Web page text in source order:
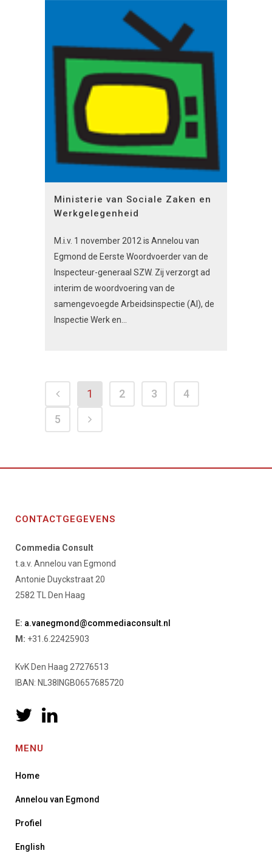
Ministerie van Sociale Zaken en
Werkgelegenheid
M.i.v. 1 november 2012 is Annelou van
Egmond de Eerste Woordvoerder van de
Inspecteur-generaal SZW. Zij verzorgt ad
interim de woordvoering van de
samengevoegde Arbeidsinspectie (AI), de
Inspectie Werk en...
1 2 3
4
5
CONTACTGEGEVENS
Commedia Consult
t.a.v. Annelou van Egmond
Antonie Duyckstraat 20
2582 TL Den Haag
E: a.vanegmond@commediaconsult.nl
M: +31.6.22425903
KvK Den Haag 27276513
IBAN: NL38INGB0657685720
MENU
Home
Annelou van Egmond
Profiel
English